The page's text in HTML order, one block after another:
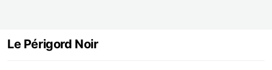
Le Périgord Noir